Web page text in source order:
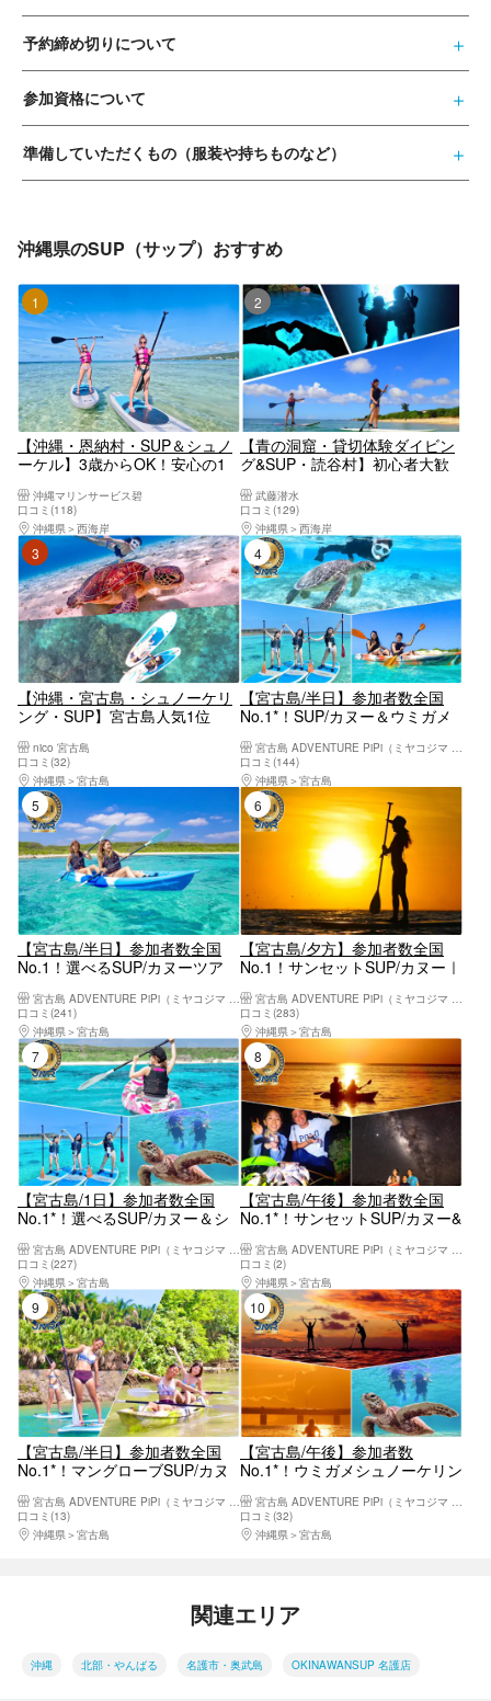
予約締め切りについて
参加資格について
準備していただくもの（服装や持ちものなど）
沖縄県のSUP（サップ）おすすめ
【沖縄・恩納村・SUP＆シュノ
ーケル】3歳からOK！安心の1
ら参加OK！
沖縄マリンサービス碧
口コミ(118)
沖縄県
西海岸
2位
【青の洞窟・貸切体験ダイビン
グ&SUP・読谷村】初心者大歓
の海でSUP体験‼《沖縄の海を満
喫できるセットプラン♪》
武藤潜水
口コミ(129)
沖縄県
西海岸
3位
【沖縄・宮古島・シュノーケリ
ング・SUP】宮古島人気1位
ノーケリング＆SUPツアー】遭
遇率100%継続中！｜写真無料
｜初心者歓迎《女性ガイド多
数》
nico 宮古島
口コミ(32)
沖縄県
宮古島
4位
【宮古島/半日】参加者数全国
No.1*！SUP/カヌー＆ウミガメ
コース！写真データ&島内送迎
無料！
口コミ(144)
沖縄県
宮古島
5位
【宮古島/半日】参加者数全国
No.1！選べるSUP/カヌーツア
う！高画質写真・送迎・機材込
み＜予約特典あり＞
宮古島 ADVENTURE PiPi（ミヤコジマ アドベンチャー ピピ）
口コミ(241)
沖縄県
宮古島
6位
【宮古島/夕方】参加者数全国
No.1！サンセットSUP/カヌー｜
込み＜予約特典あり＞
宮古島 ADVENTURE PiPi（ミヤコジマ アドベンチャー ピピ）
口コミ(283)
沖縄県
宮古島
7位
【宮古島/1日】参加者数全国
No.1*！選べるSUP/カヌー＆シ
送迎・機材込み
宮古島 ADVENTURE PiPi（ミヤコジマ アドベンチャー ピピ）
口コミ(227)
沖縄県
宮古島
8位
【宮古島/午後】参加者数全国
No.1*！サンセットSUP/カヌー&
マジックアワーを全身で体感
宮古島 ADVENTURE PiPi（ミヤコジマ アドベンチャー ピピ）
口コミ(2)
沖縄県
宮古島
9位
【宮古島/半日】参加者数全国
No.1*！マングローブSUP/カヌ
を同時に｜高画質写真・送迎・
機材込み＜予約特典あり＞
口コミ(13)
沖縄県
宮古島
10位
【宮古島/午後】参加者数
No.1*！ウミガメシュノーケリン
ー！午後から夕方まで満喫！写
真データ無料！
口コミ(32)
沖縄県
宮古島
関連エリア
沖縄 北部・やんばる 名護市・奥武島 OKINAWANSUP 名護店